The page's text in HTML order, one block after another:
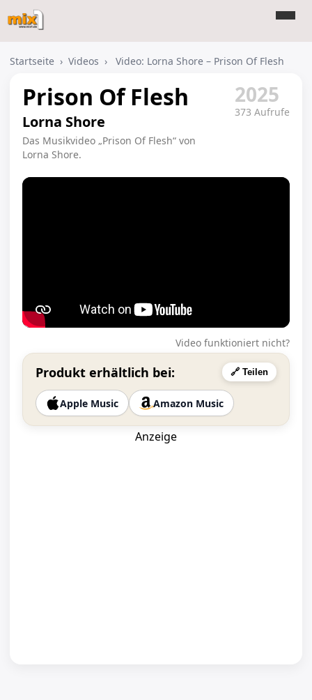
Startseite › Videos › Video: Lorna Shore – Prison Of Flesh
Prison Of Flesh
Lorna Shore
Das Musikvideo „Prison Of Flesh“ von
Lorna Shore.
2025
373 Aufrufe
Video funktioniert nicht?
Produkt erhältlich bei: 🔗 Teilen
Apple Music Amazon Music
Anzeige